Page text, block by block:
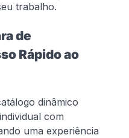
trabalho.
de
Rápido ao
dinâmico
com
uma experiência